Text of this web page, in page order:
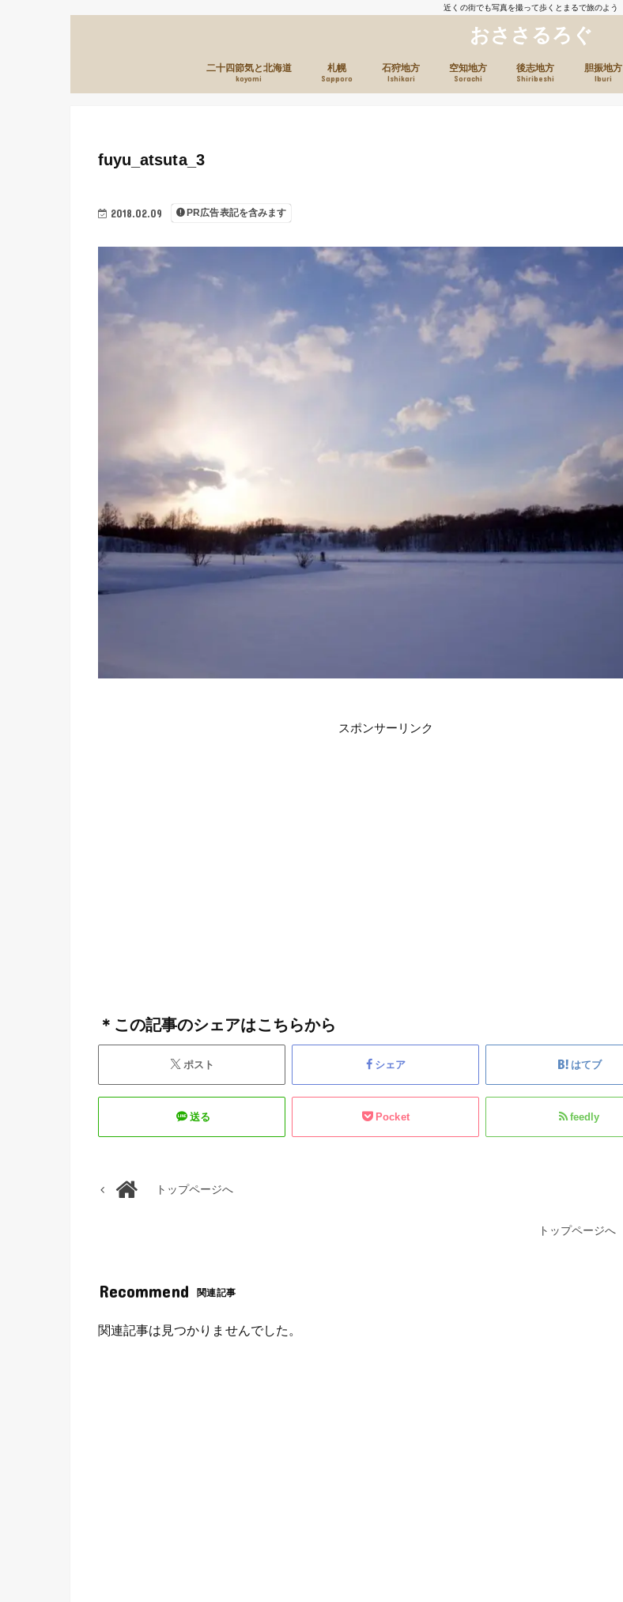
近くの街でも写真を撮って歩くとまるで旅のよう
おささるろぐ
二十四節気と北海道
koyomi
札幌
Sapporo
石狩地方
Ishikari
空知地方
Sorachi
後志地方
Shiribeshi
胆振地方
Iburi
2018.02.09 PR広告表記を含みます
fuyu_atsuta_3
スポンサーリンク
＊この記事のシェアはこちらから
ポスト シェア はてブ
送る Pocket feedly
トップページへ
トップページへ
Recommend 関連記事
関連記事は見つかりませんでした。